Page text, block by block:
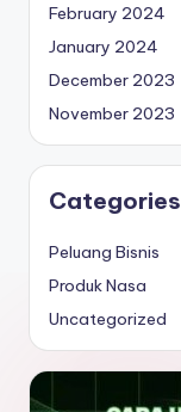
February 2024
January 2024
December 2023
November 2023
Categories
Peluang Bisnis
Produk Nasa
Uncategorized